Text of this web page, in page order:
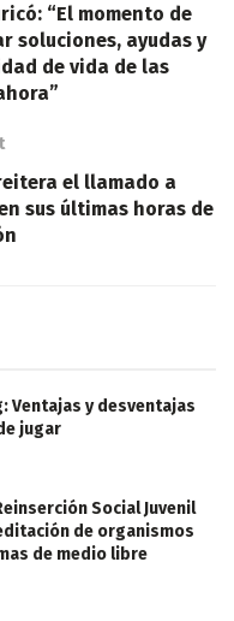
“El momento de
soluciones, ayudas y
de vida de las
el llamado a
sus últimas horas de
Ventajas y desventajas
jugar
Social Juvenil
de organismos
de medio libre